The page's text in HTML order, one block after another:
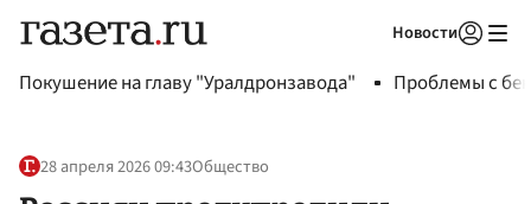
Новости
Покушение на главу "Уралдронзавода" Проблемы с
28 апреля 2026 09:43Общество